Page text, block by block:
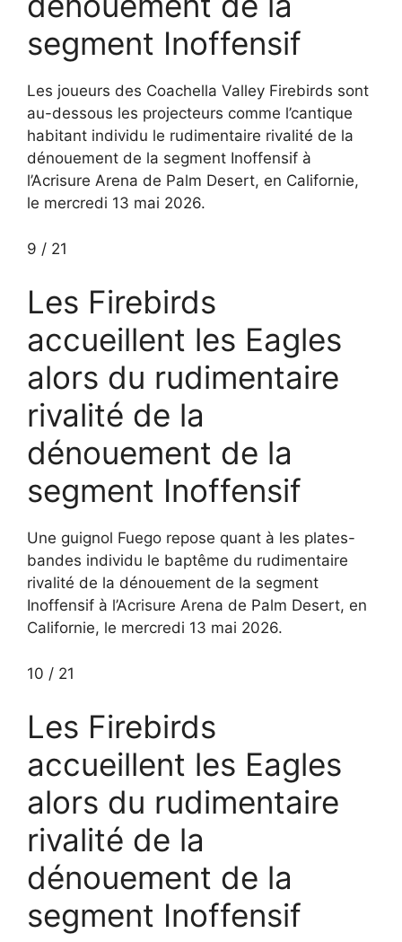
segment Inoffensif
Les joueurs des Coachella Valley Firebirds sont
au-dessous les projecteurs comme l’cantique
habitant individu le rudimentaire rivalité de la
dénouement de la segment Inoffensif à
l’Acrisure Arena de Palm Desert, en Californie,
le mercredi 13 mai 2026.
9 / 21
Les Firebirds
accueillent les Eagles
alors du rudimentaire
rivalité de la
dénouement de la
segment Inoffensif
Une guignol Fuego repose quant à les plates-
bandes individu le baptême du rudimentaire
rivalité de la dénouement de la segment
Inoffensif à l’Acrisure Arena de Palm Desert, en
Californie, le mercredi 13 mai 2026.
10 / 21
Les Firebirds
accueillent les Eagles
alors du rudimentaire
rivalité de la
dénouement de la
segment Inoffensif